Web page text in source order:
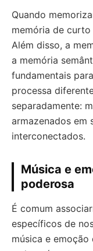
Quando
memória de
Além disso, a
a memória
fundamentais
processa
separadamente:
armazenados em
interconectados.
Música e
poderosa
É comum
específicos de
música e emoção